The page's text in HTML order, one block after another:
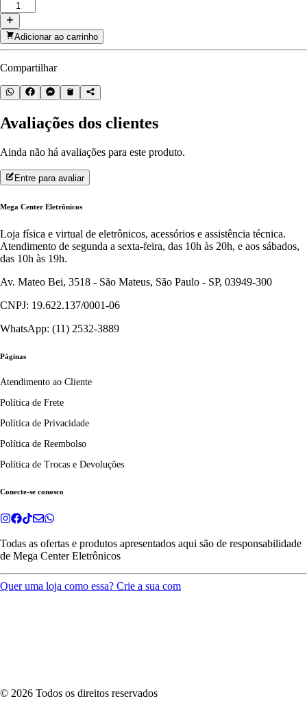
Adicionar ao carrinho
Compartilhar
Avaliações dos clientes
Ainda não há avaliações para este produto.
Entre para avaliar
Mega Center Eletrônicos
Loja física e virtual de eletrônicos, acessórios e assistência técnica.
Atendimento de segunda a sexta-feira, das 10h às 20h, e aos sábados,
das 10h às 19h.
Av. Mateo Bei, 3518 - São Mateus, São Paulo - SP, 03949-300
CNPJ: 19.622.137/0001-06
WhatsApp: (11) 2532-3889
Páginas
Atendimento ao Cliente
Política de Frete
Política de Privacidade
Política de Reembolso
Política de Trocas e Devoluções
Conecte-se conosco
Todas as ofertas e produtos apresentados aqui são de responsabilidade
de Mega Center Eletrônicos
Quer uma loja como essa? Crie a sua com
© 2026 Todos os direitos reservados